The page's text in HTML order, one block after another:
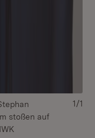
stoßen auf
1/1